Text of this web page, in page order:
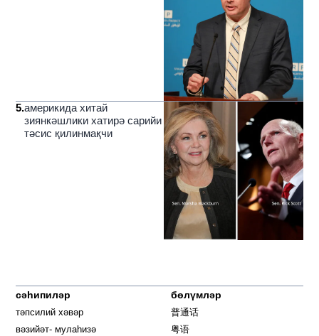
5.америкида хитай
зиянкәшлики хатирә сарийи
тәсис қилинмақчи
сәһипиләр
тәпсилий хәвәр
вәзийәт- мулаһизә
бөлүмләр
普通话
粤语